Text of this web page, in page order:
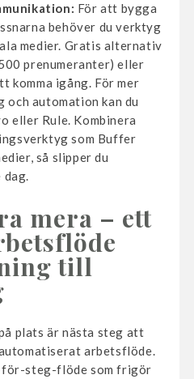
För att bygga
behöver du verktyg
medier. Gratis alternativ
prenumeranter) eller
komma igång. För mer
och automation kan du
eller Rule. Kombinera
som Buffer
så slipper du
dag.
mera – ett
till
plats är nästa steg att
arbetsflöde.
steg-flöde som frigör